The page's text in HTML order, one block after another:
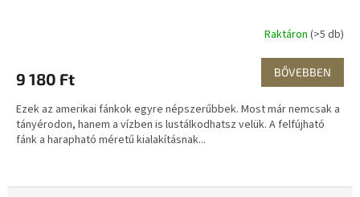
Raktáron (>5 db)
9 180 Ft BŐVEBBEN
Ezek az amerikai fánkok egyre népszerűbbek. Most már nemcsak a
tányérodon, hanem a vízben is lustálkodhatsz velük. A felfújható
fánk a harapható méretű kialakításnak...